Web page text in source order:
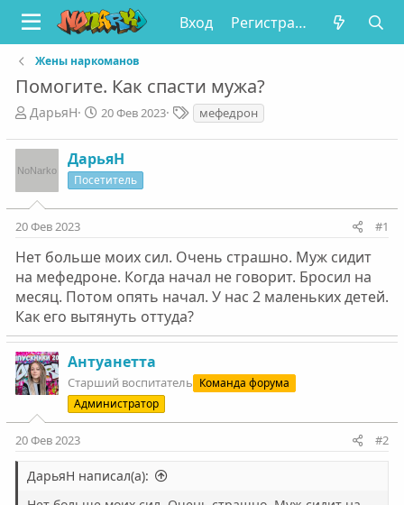
Вход Регистрация
Жены наркоманов
Помогите. Как спасти мужа?
А
т
о
р
т
е
м
ДарьяН
Д
т
а
н
ч
а
20 Фев 2023
Т
е
г
мефедрон
ДарьяН
Посетитель
20 Фев 2023 #1
Нет больше моих сил. Очень страшно. Муж сидит
на мефедроне. Когда начал не говорит. Бросил на
месяц. Потом опять начал. У нас 2 маленьких детей.
Как его вытянуть оттуда?
Антуанетта
Старший воспитатель Команда форума
Администратор
20 Фев 2023 #2
ДарьяН написал(а):